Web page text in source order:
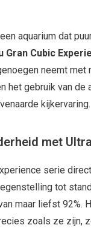
aquarium dat
Gran Cubic
neemt
het gebruik van
kijkervaring.
met
serie
tot
maar liefst 92%.
zoals ze zijn,